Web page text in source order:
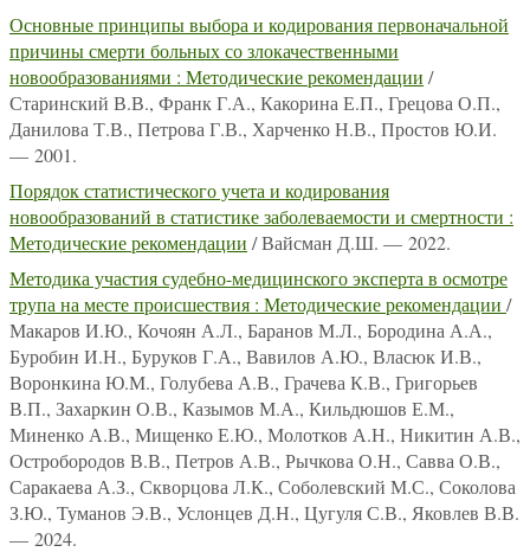
Основные принципы выбора и кодирования первоначальной
причины смерти больных со злокачественными
новообразованиями : Методические рекомендации /
Старинский В.В., Франк Г.А., Какорина Е.П., Грецова О.П.,
Данилова Т.В., Петрова Г.В., Харченко Н.В., Простов Ю.И.
— 2001.
Порядок статистического учета и кодирования
новообразований в статистике заболеваемости и смертности :
Методические рекомендации / Вайсман Д.Ш. — 2022.
Методика участия судебно-медицинского эксперта в осмотре
трупа на месте происшествия : Методические рекомендации /
Макаров И.Ю., Кочоян А.Л., Баранов М.Л., Бородина А.А.,
Буробин И.Н., Буруков Г.А., Вавилов А.Ю., Власюк И.В.,
Воронкина Ю.М., Голубева А.В., Грачева К.В., Григорьев
В.П., Захаркин О.В., Казымов М.А., Кильдюшов Е.М.,
Миненко А.В., Мищенко Е.Ю., Молотков А.Н., Никитин А.В.,
Остробородов В.В., Петров А.В., Рычкова О.Н., Савва О.В.,
Саракаева А.З., Скворцова Л.К., Соболевский М.С., Соколова
З.Ю., Туманов Э.В., Услонцев Д.Н., Цугуля С.В., Яковлев В.В.
— 2024.